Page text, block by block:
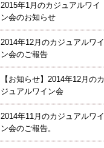
2015年1月のカジュアルワイ
ン会のお知らせ
2014年12月のカジュアルワイ
ン会のご報告
【お知らせ】2014年12月のカ
ジュアルワイン会
2014年11月のカジュアルワイ
ン会のご報告。